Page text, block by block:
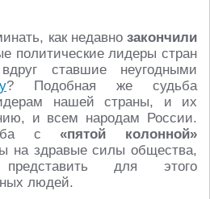
как недавно закончили
политические лидеры стран
ставшие неугодными
? Подобная же судьба
нашей страны, и их
и всем народам России.
с«пятой колонной»
на здравые силы общества,
для этого
людей.